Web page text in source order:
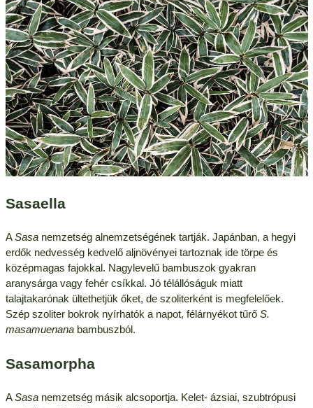
Sasaella
ASasanemzetség alnemzetségének tartják. Japánban, a hegyi
erdők nedvesség kedvelő aljnövényei tartoznak ide törpe és
középmagas fajokkal. Nagylevelű bambuszok gyakran
aranysárga vagy fehér csíkkal. Jó télállóságuk miatt
talajtakarónak ültethetjük őket, de szoliterként is megfelelőek.
Szép szoliter bokrok nyírhatók a napot, félárnyékot tűrő S.
masamuenanabambuszból.
Sasamorpha
ASasanemzetség másik alcsoportja. Kelet- ázsiai, szubtrópusi